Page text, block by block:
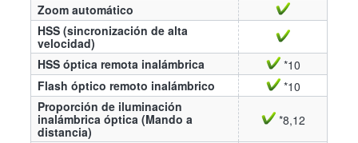
Zoom automático
HSS (sincronización de alta
velocidad)
HSS óptica remota inalámbrica
*10
Flash óptico remoto inalámbrico
*10
Proporción de iluminación
inalámbrica óptica (Mando a
distancia)
*8,12